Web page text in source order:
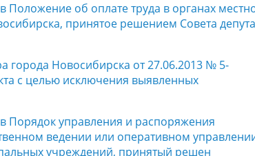
об оплате труда в органах
принятое решением Совета
города Новосибирска от 27.06.2013 № 5-
с целью исключения выявленных
Порядок управления и распоряжения
ведении или оперативном
учреждений, принятый решен